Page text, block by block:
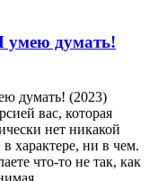
умею думать!
думать! (2023)
вас, которая
нет никакой
характере, ни в чем.
что-то не так, как